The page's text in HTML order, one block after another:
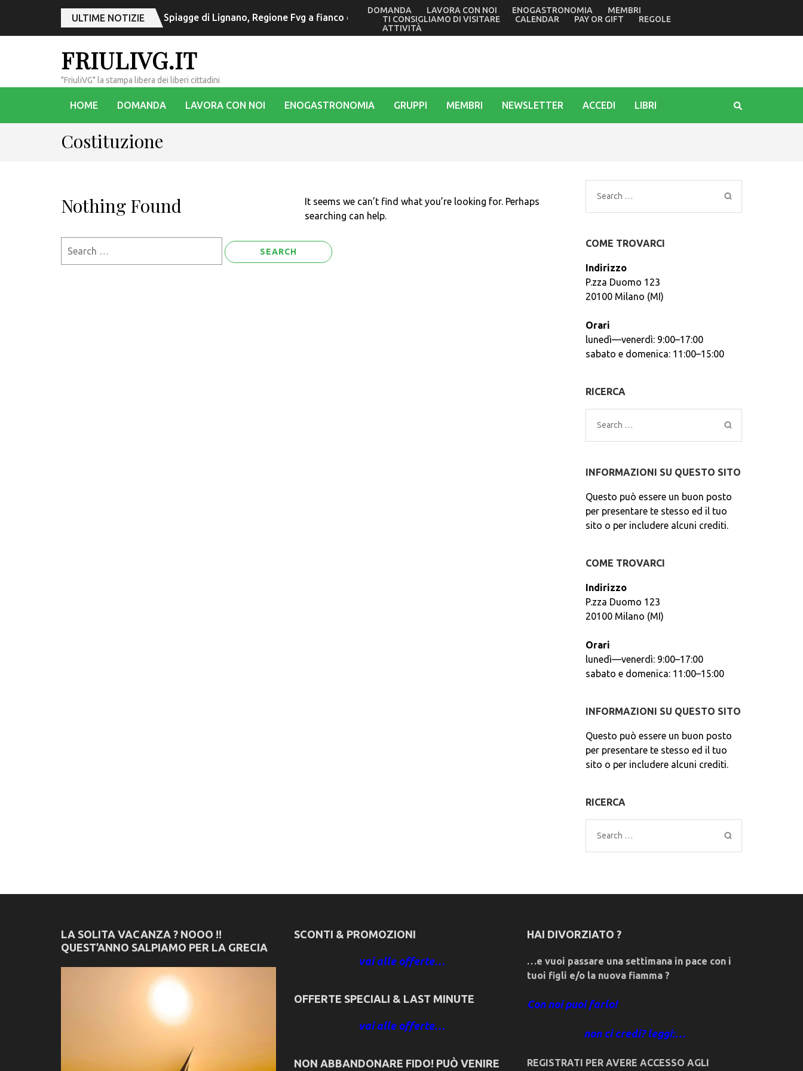
ULTIME NOTIZIE Spiagge di Lignano, Regione Fvg a fianco della città per i ripascimenti richiesti dopo i danni provocati dalle mareggiate
DOMANDA LAVORA CON NOI ENOGASTRONOMIA
MEMBRI
TI CONSIGLIAMO DI VISITARE
CALENDAR PAY OR GIFT
REGOLE
ATTIVITÀ
FRIULIVG.IT
"FriuliVG" la stampa libera dei liberi cittadini
HOME DOMANDA LAVORA CON NOI ENOGASTRONOMIA GRUPPI MEMBRI NEWSLETTER ACCEDI LIBRI
Costituzione
Nothing Found
It seems we can’t find what you’re looking for. Perhaps
searching can help.
Search
for:
COME TROVARCI
Indirizzo
P.zza Duomo 123
20100 Milano (MI)
Orari
lunedì—venerdì: 9:00–17:00
sabato e domenica: 11:00–15:00
RICERCA
Search
for:
INFORMAZIONI SU QUESTO SITO
Questo può essere un buon posto
per presentare te stesso ed il tuo
sito o per includere alcuni crediti.
COME TROVARCI
Indirizzo
P.zza Duomo 123
20100 Milano (MI)
Orari
lunedì—venerdì: 9:00–17:00
sabato e domenica: 11:00–15:00
INFORMAZIONI SU QUESTO SITO
Questo può essere un buon posto
per presentare te stesso ed il tuo
sito o per includere alcuni crediti.
RICERCA
Search
for:
LA SOLITA VACANZA ? NOOO !!
QUEST’ANNO SALPIAMO PER LA GRECIA
SCONTI & PROMOZIONI
vai alle offerte…
OFFERTE SPECIALI & LAST MINUTE
vai alle offerte…
NON ABBANDONARE FIDO! PUÒ VENIRE
HAI DIVORZIATO ?
…e vuoi passare una settimana in pace con i
tuoi figli e/o la nuova fiamma ?
Con noi puoi farlo!
non ci credi? leggi:…
REGISTRATI PER AVERE ACCESSO AGLI